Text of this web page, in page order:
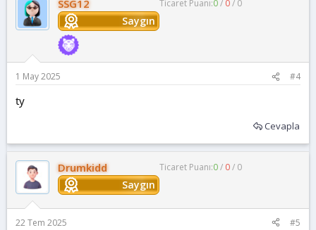
SSG12
Saygın
Ticaret Puanı:0/ 0/ 0
1 May 2025 #4
ty
Cevapla
Drumkidd
Saygın
Ticaret Puanı:0/ 0/ 0
22 Tem 2025 #5